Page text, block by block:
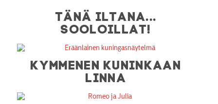
TÄNÄ ILTANA...
SOOLOILLAT!
KYMMENEN KUNINKAAN
LINNA